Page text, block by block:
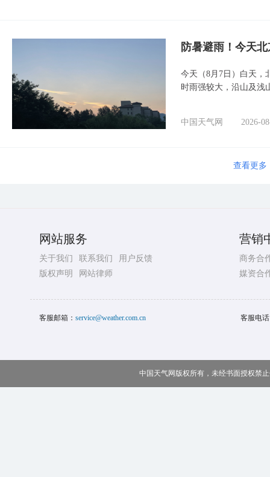
防暑避雨！今天
今天（8月7日）白天，
时雨强较大，沿山及浅
中国天气网 2026-
查看更多
网站服务
关于我们 联系我们
用户反馈
版权声明
网站律师
营销
商务合
媒资合
客服邮箱： service@weather.com.cn 客服电
中国天气网版权所有，未经书面授权